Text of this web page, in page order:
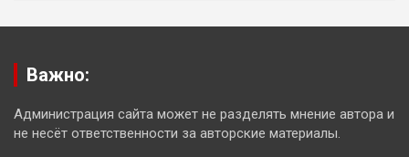
Важно:
Администрация сайта может не разделять мнение автора и
не несёт ответственности за авторские материалы.